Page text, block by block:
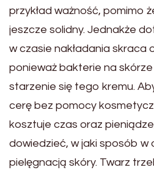
przykład ważność, pomimo
jeszcze solidny. Jednakże
w czasie nakładania skraca
ponieważ bakterie na
starzenie się tego kremu.
cerę bez pomocy
kosztuje czas oraz
dowiedzieć, w jaki sposób w
pielęgnacją skóry. Twarz